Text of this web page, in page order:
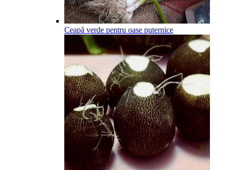
Ceapă verde pentru oase puternice